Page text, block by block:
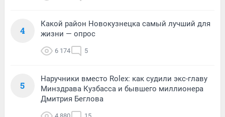
4
Какой район Новокузнецка самый лучший для
жизни — опрос
6 174 5
5
Наручники вместо Rolex: как судили экс-главу
Минздрава Кузбасса и бывшего миллионера
Дмитрия Беглова